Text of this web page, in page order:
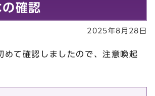
確認
2025年8月28日
て確認しましたので、注意喚起